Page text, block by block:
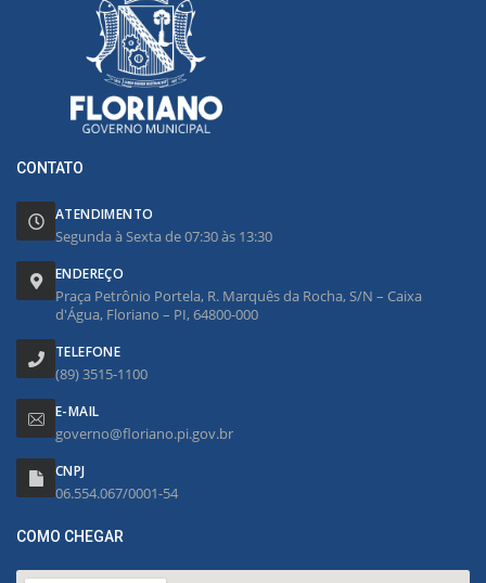
CONTATO
ATENDIMENTO
Segunda à Sexta de 07:30 às 13:30
ENDEREÇO
Praça Petrônio Portela, R. Marquês da Rocha, S/N – Caixa
d'Água, Floriano – PI, 64800-000
TELEFONE
(89) 3515-1100
E-MAIL
governo@floriano.pi.gov.br
CNPJ
06.554.067/0001-54
COMO CHEGAR